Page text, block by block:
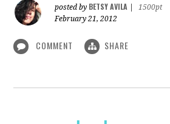
posted by BETSY AVILA
1500pt
February 21, 2012
COMMENT SHARE